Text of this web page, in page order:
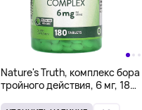
Nature's Truth, комплекс бора
тройного действия, 6 мг, 180